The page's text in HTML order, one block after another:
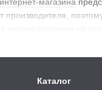
производителя,
Каталог